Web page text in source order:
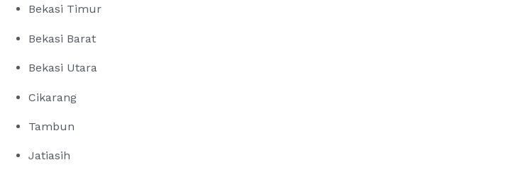
Bekasi Timur
Bekasi Barat
Bekasi Utara
Cikarang
Tambun
Jatiasih